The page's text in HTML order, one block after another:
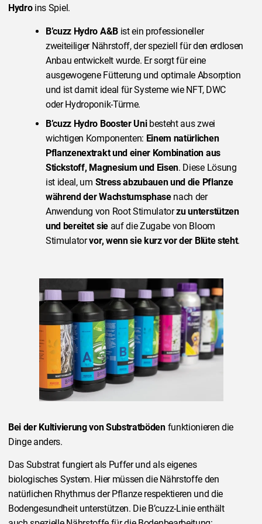
Hydroins Spiel.
B’cuzz Hydro A&Bist ein professioneller
zweiteiliger Nährstoff, der speziell für den erdlosen
Anbau entwickelt wurde. Er sorgt für eine
ausgewogene Fütterung und optimale Absorption
und ist damit ideal für Systeme wie NFT, DWC
oder Hydroponik-Türme.
B’cuzz Hydro Booster Unibesteht aus zwei
wichtigen Komponenten: Einem natürlichen
Pflanzenextrakt und einer Kombination aus
Stickstoff, Magnesium und Eisen. Diese Lösung
ist ideal, um Stress abzubauen und die Pflanze
während der Wachstumsphasenach der
Anwendung von Root Stimulatorzu unterstützen
und bereitet sieauf die Zugabe von Bloom
Stimulatorvor, wenn sie kurz vor der Blüte steht.
Bei der Kultivierung von Substratbödenfunktionieren die
Dinge anders.
Das Substrat fungiert als Puffer und als eigenes
biologisches System. Hier müssen die Nährstoffe den
natürlichen Rhythmus der Pflanze respektieren und die
Bodengesundheit unterstützen. Die B’cuzz-Linie enthält